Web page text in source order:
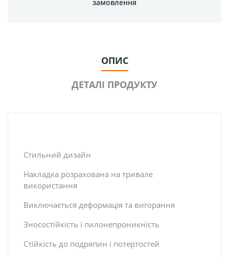
замовлення
ОПИС
ДЕТАЛІ ПРОДУКТУ
Стильний дизайн
Накладка розрахована на тривале
використання
Виключається деформацiя та вигорання
Зносостійкість і пилонепроникність
Стійкість до подряпин і потертостей